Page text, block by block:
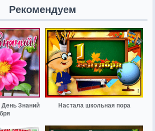
Рекомендуем
День Знаний
Настала школьная пора